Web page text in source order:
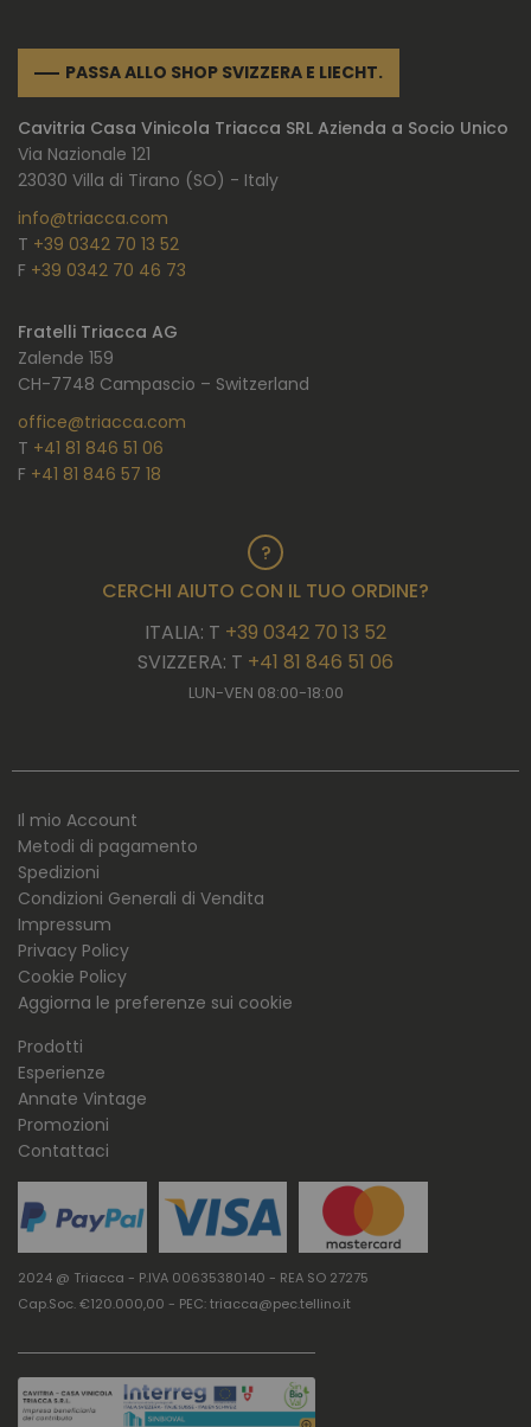
PASSA ALLO SHOP SVIZZERA E LIECHT.
Cavitria Casa Vinicola Triacca SRL Azienda a Socio Unico
Via Nazionale 121
23030 Villa di Tirano (SO) - Italy
info@triacca.com
T +39 0342 70 13 52
F +39 0342 70 46 73
Fratelli Triacca AG
Zalende 159
CH-7748 Campascio – Switzerland
office@triacca.com
T +41 81 846 51 06
F +41 81 846 57 18
CERCHI AIUTO CON IL TUO ORDINE?
ITALIA: T +39 0342 70 13 52
SVIZZERA: T +41 81 846 51 06
LUN-VEN 08:00-18:00
Il mio Account
Metodi di pagamento
Spedizioni
Condizioni Generali di Vendita
Impressum
Privacy Policy
Cookie Policy
Aggiorna le preferenze sui cookie
Prodotti
Esperienze
Annate Vintage
Promozioni
Contattaci
2024 @ Triacca - P.IVA 00635380140 - REA SO 27275
Cap.Soc. €120.000,00 - PEC: triacca@pec.tellino.it